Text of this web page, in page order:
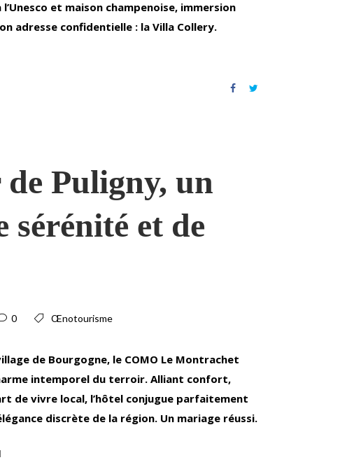
et maison champenoise, immersion
adresse confidentielle : la Villa Collery.
Puligny, un
sérénité et de
0 Œnotourisme
de Bourgogne, le COMO Le Montrachet
intemporel du terroir. Alliant confort,
de vivre local, l’hôtel conjugue parfaitement
discrète de la région. Un mariage réussi.